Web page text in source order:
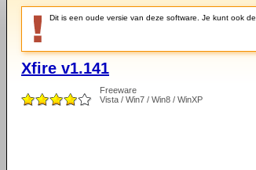
Dit is een oude versie van deze software. Je kunt ook de
Xfire v1.141
Freeware
Vista / Win7 / Win8 / WinXP